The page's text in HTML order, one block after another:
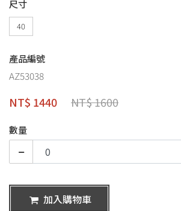
尺寸
40
產品編號
AZ53038
NT$ 1440 NT$ 1600
數量
加入購物車